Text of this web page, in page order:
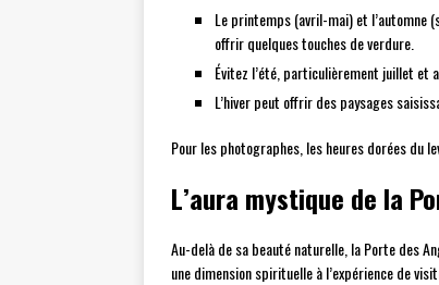
Le printemps (avril-mai) et l’automne
offrir quelques touches de verdure.
Évitez l’été, particulièrement juillet et
L’hiver peut offrir des paysages
Pour les photographes, les heures dorées du
L’aura mystique de la
Au-delà de sa beauté naturelle, la Porte des
une dimension spirituelle à l’expérience de